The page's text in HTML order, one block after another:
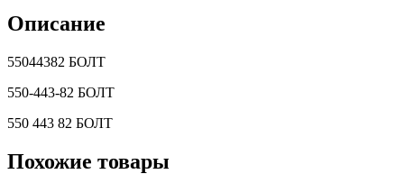
Описание
55044382 БОЛТ
550-443-82 БОЛТ
550 443 82 БОЛТ
Похожие товары